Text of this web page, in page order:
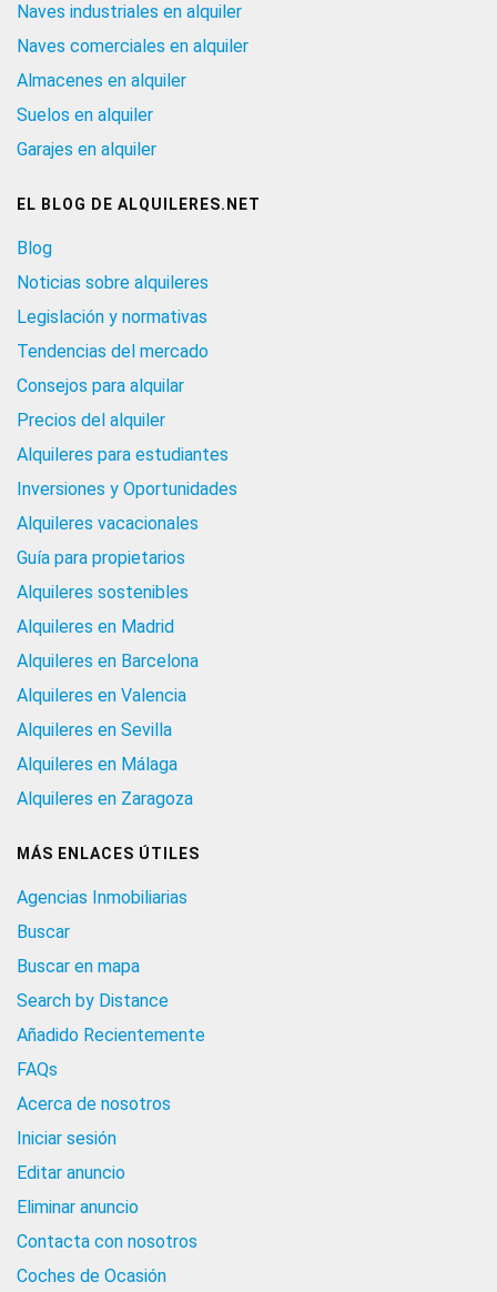
Naves industriales en alquiler
Naves comerciales en alquiler
Almacenes en alquiler
Suelos en alquiler
Garajes en alquiler
EL BLOG DE ALQUILERES.NET
Blog
Noticias sobre alquileres
Legislación y normativas
Tendencias del mercado
Consejos para alquilar
Precios del alquiler
Alquileres para estudiantes
Inversiones y Oportunidades
Alquileres vacacionales
Guía para propietarios
Alquileres sostenibles
Alquileres en Madrid
Alquileres en Barcelona
Alquileres en Valencia
Alquileres en Sevilla
Alquileres en Málaga
Alquileres en Zaragoza
MÁS ENLACES ÚTILES
Agencias Inmobiliarias
Buscar
Buscar en mapa
Search by Distance
Añadido Recientemente
FAQs
Acerca de nosotros
Iniciar sesión
Editar anuncio
Eliminar anuncio
Contacta con nosotros
Coches de Ocasión